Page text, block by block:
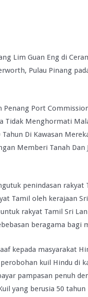
Lim Guan Eng di
Pulau Pinang
Penang Port
Tidak Menghormati
Di Kawasan
Memberi Tanah Dan
penindasan rakyat
Tamil oleh kerajaan
rakyat Tamil Sri
beragama bagi
kepada masyarakat
kuil Hindu di
pampasan penuh
yang berusia 50